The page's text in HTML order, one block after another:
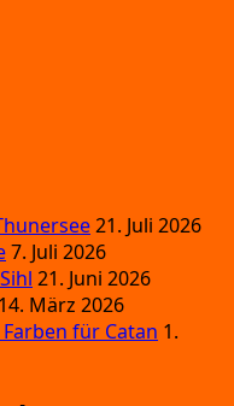
21. Juli 2026
7. Juli 2026
21. Juni 2026
14. März 2026
für Catan 1.